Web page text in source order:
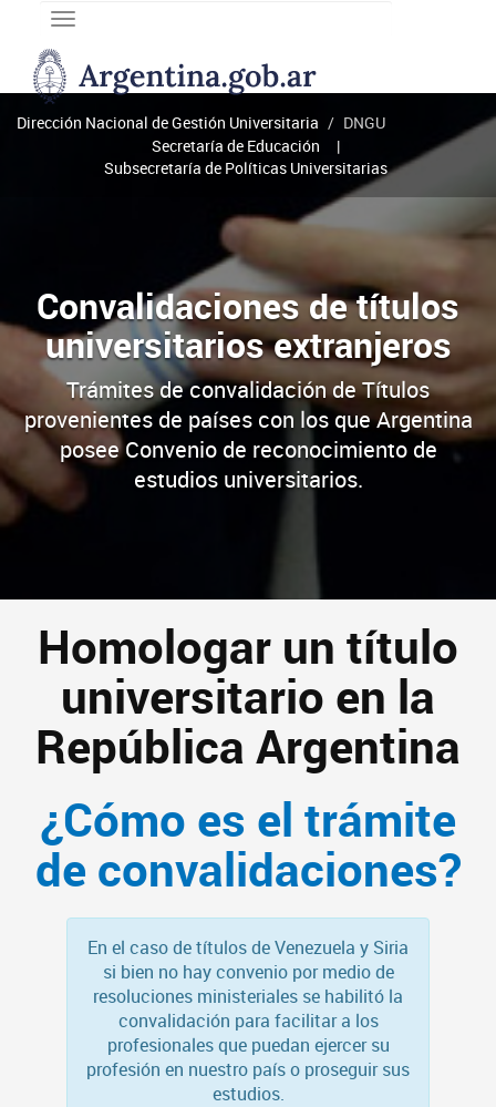
DNGU
Dirección
de
Universitaria
Dirección Nacional de Gestión Universitaria
DNGU
Secretaría de Educación
Subsecretaría de Políticas Universitarias
Convalidaciones de títulos
universitarios extranjeros
Trámites de convalidación de Títulos
provenientes de países con los que Argentina
posee Convenio de reconocimiento de
estudios universitarios.
Homologar un título
universitario en la
República Argentina
¿Cómo es el trámite
de convalidaciones?
En el caso de títulos de Venezuela y Siria
si bien no hay convenio por medio de
resoluciones ministeriales se habilitó la
convalidación para facilitar a los
profesionales que puedan ejercer su
profesión en nuestro país o proseguir sus
estudios.